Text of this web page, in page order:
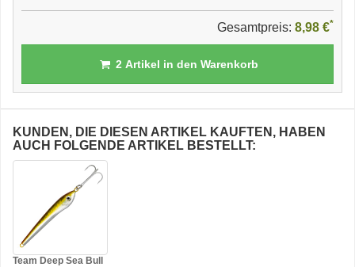
Gesamtpreis: 8,98 €*
2 Artikel in den Warenkorb
KUNDEN, DIE DIESEN ARTIKEL KAUFTEN, HABEN
AUCH FOLGENDE ARTIKEL BESTELLT:
Team Deep Sea Bull